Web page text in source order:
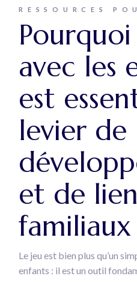
RESSOURCES
avec les
est
levier de
et de
familiaux
Le jeu est bien plus qu’un
enfants : il est un outil